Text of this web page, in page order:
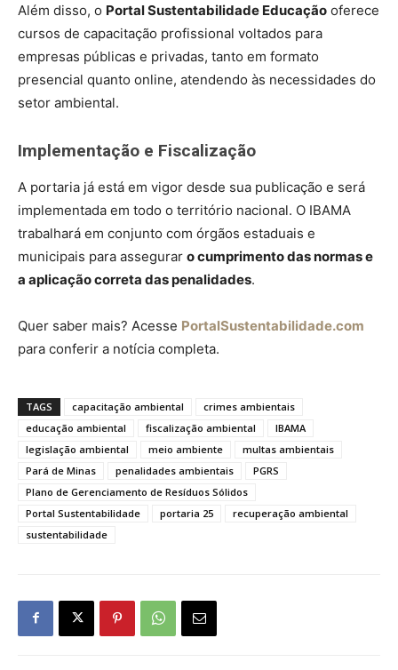
Além disso, o Portal Sustentabilidade Educação oferece
cursos de capacitação profissional voltados para
empresas públicas e privadas, tanto em formato
presencial quanto online, atendendo às necessidades do
setor ambiental.
Implementação e Fiscalização
A portaria já está em vigor desde sua publicação e será
implementada em todo o território nacional. O IBAMA
trabalhará em conjunto com órgãos estaduais e
municipais para assegurar o cumprimento das normas e
a aplicação correta das penalidades.
Quer saber mais? Acesse PortalSustentabilidade.com
para conferir a notícia completa.
TAGS capacitação ambiental
crimes ambientais
educação ambiental
fiscalização ambiental
IBAMA
legislação ambiental
meio ambiente
multas ambientais
Pará de Minas
penalidades ambientais
PGRS
Plano de Gerenciamento de Resíduos Sólidos
Portal Sustentabilidade
portaria 25
recuperação ambiental
sustentabilidade